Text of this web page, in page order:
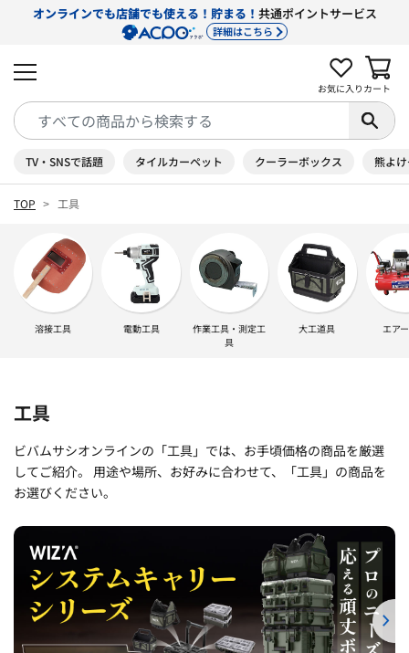
オンラインでも店舗でも使える！貯まる！ 共通ポイントサービス
詳細はこちら
お気に入り カート
TV・SNSで話題 タイルカーペット クーラーボックス 熊よ
TOP 工具
溶接工具 電動工具
作業工具・測定工
具
大工道具 エア
工具
ビバムサシオンラインの「工具」では、お手頃価格の商品を厳選
してご紹介。 用途や場所、お好みに合わせて、「工具」の商品を
お選びください。